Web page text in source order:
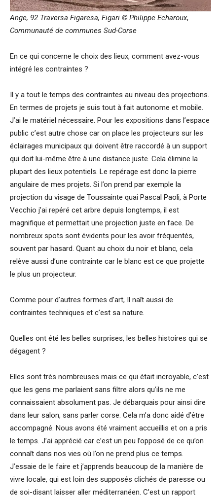
Ange, 92 Traversa Figaresa, Figari © Philippe Echaroux,
Communauté de communes Sud-Corse
En ce qui concerne le choix des lieux, comment avez-vous
intégré les contraintes ?
Il y a tout le temps des contraintes au niveau des projections.
En termes de projets je suis tout à fait autonome et mobile.
J’ai le matériel nécessaire. Pour les expositions dans l’espace
public c’est autre chose car on place les projecteurs sur les
éclairages municipaux qui doivent être raccordé à un support
qui doit lui-même être à une distance juste. Cela élimine la
plupart des lieux potentiels. Le repérage est donc la pierre
angulaire de mes projets. Si l’on prend par exemple la
projection du visage de Toussainte quai Pascal Paoli, à Porte
Vecchio j’ai repéré cet arbre depuis longtemps, il est
magnifique et permettait une projection juste en face. De
nombreux spots sont évidents pour les avoir fréquentés,
souvent par hasard. Quant au choix du noir et blanc, cela
relève aussi d’une contrainte car le blanc est ce que projette
le plus un projecteur.
Comme pour d’autres formes d’art, Il naît aussi de
contraintes techniques et c’est sa nature.
Quelles ont été les belles surprises, les belles histoires qui se
dégagent ?
Elles sont très nombreuses mais ce qui était incroyable, c’est
que les gens me parlaient sans filtre alors qu’ils ne me
connaissaient absolument pas. Je débarquais pour ainsi dire
dans leur salon, sans parler corse. Cela m’a donc aidé d’être
accompagné. Nous avons été vraiment accueillis et on a pris
le temps. J’ai apprécié car c’est un peu l’opposé de ce qu’on
connaît dans nos vies où l’on ne prend plus ce temps.
J’essaie de le faire et j’apprends beaucoup de la manière de
vivre locale, qui est loin des supposés clichés de paresse ou
de soi-disant laisser aller méditerranéen. C’est un rapport